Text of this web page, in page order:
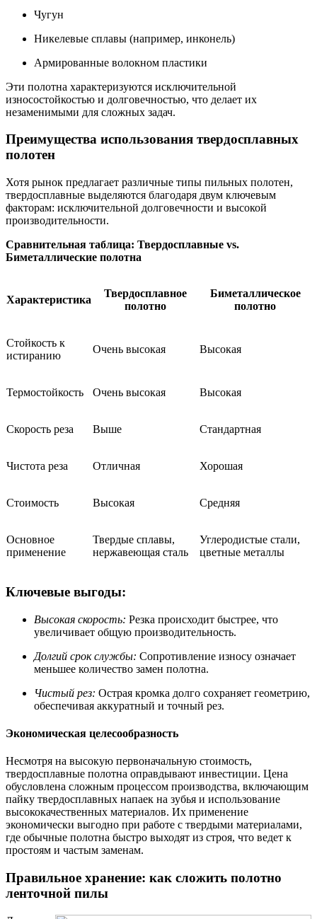
Чугун
Никелевые сплавы (например, инконель)
Армированные волокном пластики
Эти полотна характеризуются исключительной
износостойкостью и долговечностью, что делает их
незаменимыми для сложных задач.
Преимущества использования твердосплавных
полотен
Хотя рынок предлагает различные типы пильных полотен,
твердосплавные выделяются благодаря двум ключевым
факторам: исключительной долговечности и высокой
производительности.
Сравнительная таблица: Твердосплавные vs.
Биметаллические полотна
Характеристика
Твердосплавное
полотно
Биметаллическое
полотно
Стойкость к
истиранию
Очень высокая Высокая
Термостойкость Очень высокая Высокая
Скорость реза Выше Стандартная
Чистота реза Отличная Хорошая
Стоимость Высокая Средняя
Основное
применение
Твердые сплавы,
нержавеющая сталь
Углеродистые стали,
цветные металлы
Ключевые выгоды:
Высокая скорость: Резка происходит быстрее, что
увеличивает общую производительность.
Долгий срок службы: Сопротивление износу означает
меньшее количество замен полотна.
Чистый рез: Острая кромка долго сохраняет геометрию,
обеспечивая аккуратный и точный рез.
Экономическая целесообразность
Несмотря на высокую первоначальную стоимость,
твердосплавные полотна оправдывают инвестиции. Цена
обусловлена сложным процессом производства, включающим
пайку твердосплавных напаек на зубья и использование
высококачественных материалов. Их применение
экономически выгодно при работе с твердыми материалами,
где обычные полотна быстро выходят из строя, что ведет к
простоям и частым заменам.
Правильное хранение: как сложить полотно
ленточной пилы